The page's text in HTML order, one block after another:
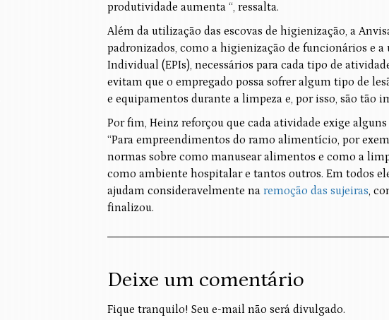
produtividade aumenta “, ressalta.
Além da utilização das escovas de higienização, a
padronizados, como a higienização de funcionários e
Individual (EPIs), necessários para cada tipo de
evitam que o empregado possa sofrer algum tipo de
e equipamentos durante a limpeza e, por isso, são tão
Por fim, Heinz reforçou que cada atividade exige
“Para empreendimentos do ramo alimentício, por
normas sobre como manusear alimentos e como a
como ambiente hospitalar e tantos outros. Em todos
ajudam consideravelmente na remoção das sujeiras,
finalizou.
Deixe um comentário
Fique tranquilo! Seu e-mail não será divulgado.